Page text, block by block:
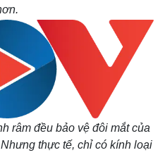
râm đều bảo vệ đôi mắt của
thực tế, chỉ có kính loại